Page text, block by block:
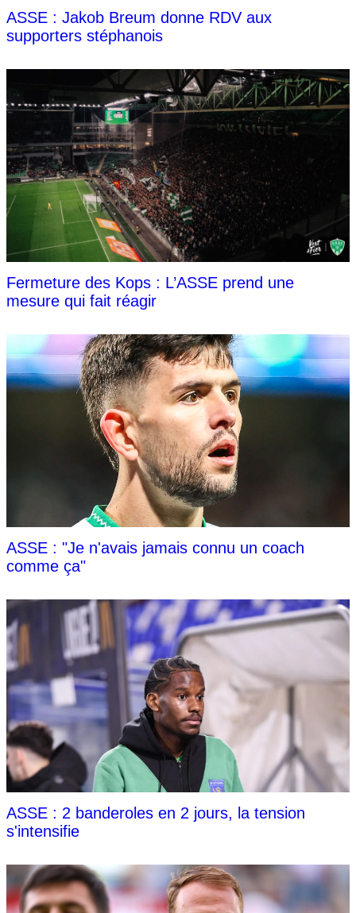
ASSE : Jakob Breum donne RDV aux
supporters stéphanois
Fermeture des Kops : L’ASSE prend une
mesure qui fait réagir
ASSE : "Je n'avais jamais connu un coach
comme ça"
ASSE : 2 banderoles en 2 jours, la tension
s'intensifie